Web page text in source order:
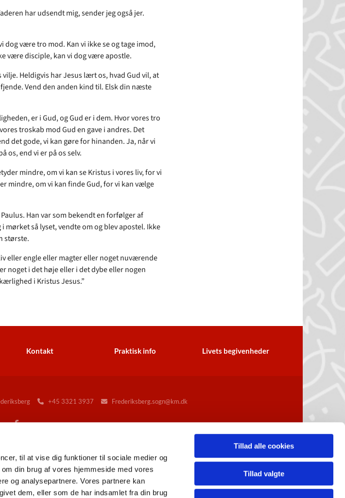
til at vise dig funktioner til sociale medier og
din brug af vores hjemmeside med vores
og analysepartnere. Vores partnere kan
dem, eller som de har indsamlet fra din brug
Tillad alle cookies
Tillad valgte
har udsendt mig, sender jeg også jer.
dog være tro mod. Kan vi ikke se og tage imod,
være disciple, kan vi dog være apostle.
Heldigvis har Jesus lært os, hvad Gud vil, at
Vend den anden kind til. Elsk din næste
er i Gud, og Gud er i dem. Hvor vores tro
troskab mod Gud en gave i andres. Det
det gode, vi kan gøre for hinanden. Ja, når vi
os, end vi er på os selv.
mindre, om vi kan se Kristus i vores liv, for vi
mindre, om vi kan finde Gud, for vi kan vælge
Han var som bekendt en forfølger af
mørket så lyset, vendte om og blev apostel. Ikke
største.
eller engle eller magter eller noget nuværende
noget i det høje eller i det dybe eller nogen
i Kristus Jesus.”
Kontakt Praktisk info Livets begivenheder
+45 3321 3937 Frederiksberg.sogn@km.dk
på Frederiksberg
Tilgængelighedserklæring